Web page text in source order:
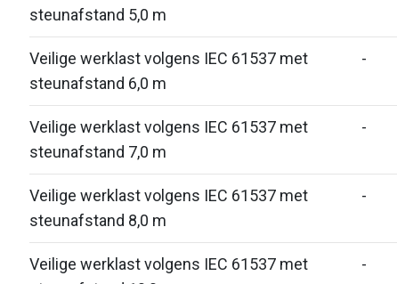
steunafstand 5,0 m
Veilige werklast volgens IEC 61537 met
steunafstand 6,0 m
-
Veilige werklast volgens IEC 61537 met
steunafstand 7,0 m
-
Veilige werklast volgens IEC 61537 met
steunafstand 8,0 m
-
Veilige werklast volgens IEC 61537 met
-